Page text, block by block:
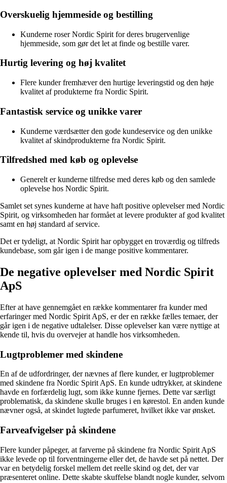
Overskuelig hjemmeside og bestilling
Kunderne roser Nordic Spirit for deres brugervenlige
hjemmeside, som gør det let at finde og bestille varer.
Hurtig levering og høj kvalitet
Flere kunder fremhæver den hurtige leveringstid og den høje
kvalitet af produkterne fra Nordic Spirit.
Fantastisk service og unikke varer
Kunderne værdsætter den gode kundeservice og den unikke
kvalitet af skindprodukterne fra Nordic Spirit.
Tilfredshed med køb og oplevelse
Generelt er kunderne tilfredse med deres køb og den samlede
oplevelse hos Nordic Spirit.
Samlet set synes kunderne at have haft positive oplevelser med Nordic
Spirit, og virksomheden har formået at levere produkter af god kvalitet
samt en høj standard af service.
Det er tydeligt, at Nordic Spirit har opbygget en troværdig og tilfreds
kundebase, som går igen i de mange positive kommentarer.
De negative oplevelser med Nordic Spirit
ApS
Efter at have gennemgået en række kommentarer fra kunder med
erfaringer med Nordic Spirit ApS, er der en række fælles temaer, der
går igen i de negative udtalelser. Disse oplevelser kan være nyttige at
kende til, hvis du overvejer at handle hos virksomheden.
Lugtproblemer med skindene
En af de udfordringer, der nævnes af flere kunder, er lugtproblemer
med skindene fra Nordic Spirit ApS. En kunde udtrykker, at skindene
havde en forfærdelig lugt, som ikke kunne fjernes. Dette var særligt
problematisk, da skindene skulle bruges i en kørestol. En anden kunde
nævner også, at skindet lugtede parfumeret, hvilket ikke var ønsket.
Farveafvigelser på skindene
Flere kunder påpeger, at farverne på skindene fra Nordic Spirit ApS
ikke levede op til forventningerne eller det, de havde set på nettet. Der
var en betydelig forskel mellem det reelle skind og det, der var
præsenteret online. Dette skabte skuffelse blandt nogle kunder, selvom